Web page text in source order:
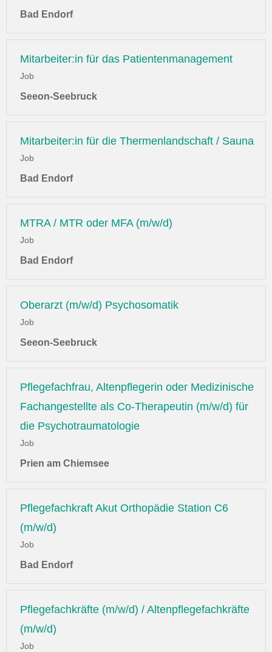
Bad Endorf
Mitarbeiter:in für das Patientenmanagement
Job
Seeon-Seebruck
Mitarbeiter:in für die Thermenlandschaft / Sauna
Job
Bad Endorf
MTRA / MTR oder MFA (m/w/d)
Job
Bad Endorf
Oberarzt (m/w/d) Psychosomatik
Job
Seeon-Seebruck
Pflegefachfrau, Altenpflegerin oder Medizinische
Fachangestellte als Co-Therapeutin (m/w/d) für
die Psychotraumatologie
Job
Prien am Chiemsee
Pflegefachkraft Akut Orthopädie Station C6
(m/w/d)
Job
Bad Endorf
Pflegefachkräfte (m/w/d) / Altenpflegefachkräfte
(m/w/d)
Job